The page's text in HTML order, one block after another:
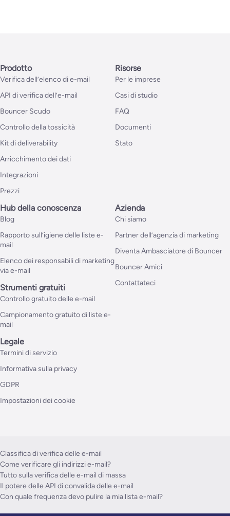
Prodotto
Verifica dell’elenco di e-mail
API di verifica dell’e-mail
Bouncer Scudo
Controllo della tossicità
Kit di deliverability
Arricchimento dei dati
Integrazioni
Prezzi
Risorse
Per le imprese
Casi di studio
FAQ
Documenti
Stato
Hub della conoscenza
Blog
Rapporto sull’igiene delle liste e-
mail
Elenco dei responsabili di marketing
via e-mail
Strumenti gratuiti
Controllo gratuito delle e-mail
Campionamento gratuito di liste e-
mail
Azienda
Chi siamo
Partner dell’agenzia di marketing
Diventa Ambasciatore di Bouncer
Bouncer Amici
Contattateci
Legale
Termini di servizio
Informativa sulla privacy
GDPR
Impostazioni dei cookie
Classifica di verifica delle e-mail
Come verificare gli indirizzi e-mail?
Tutto sulla verifica delle e-mail di massa
Il potere delle API di convalida delle e-mail
Con quale frequenza devo pulire la mia lista e-mail?